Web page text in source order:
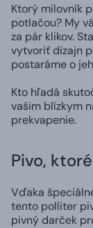
Ktorý milovník
potlačou? My
za pár klikov.
vytvoriť dizajn
postaráme o
Kto hľadá
vašim blízkym
prekvapenie.
Pivo,
Vďaka
tento polliter
pivný darček